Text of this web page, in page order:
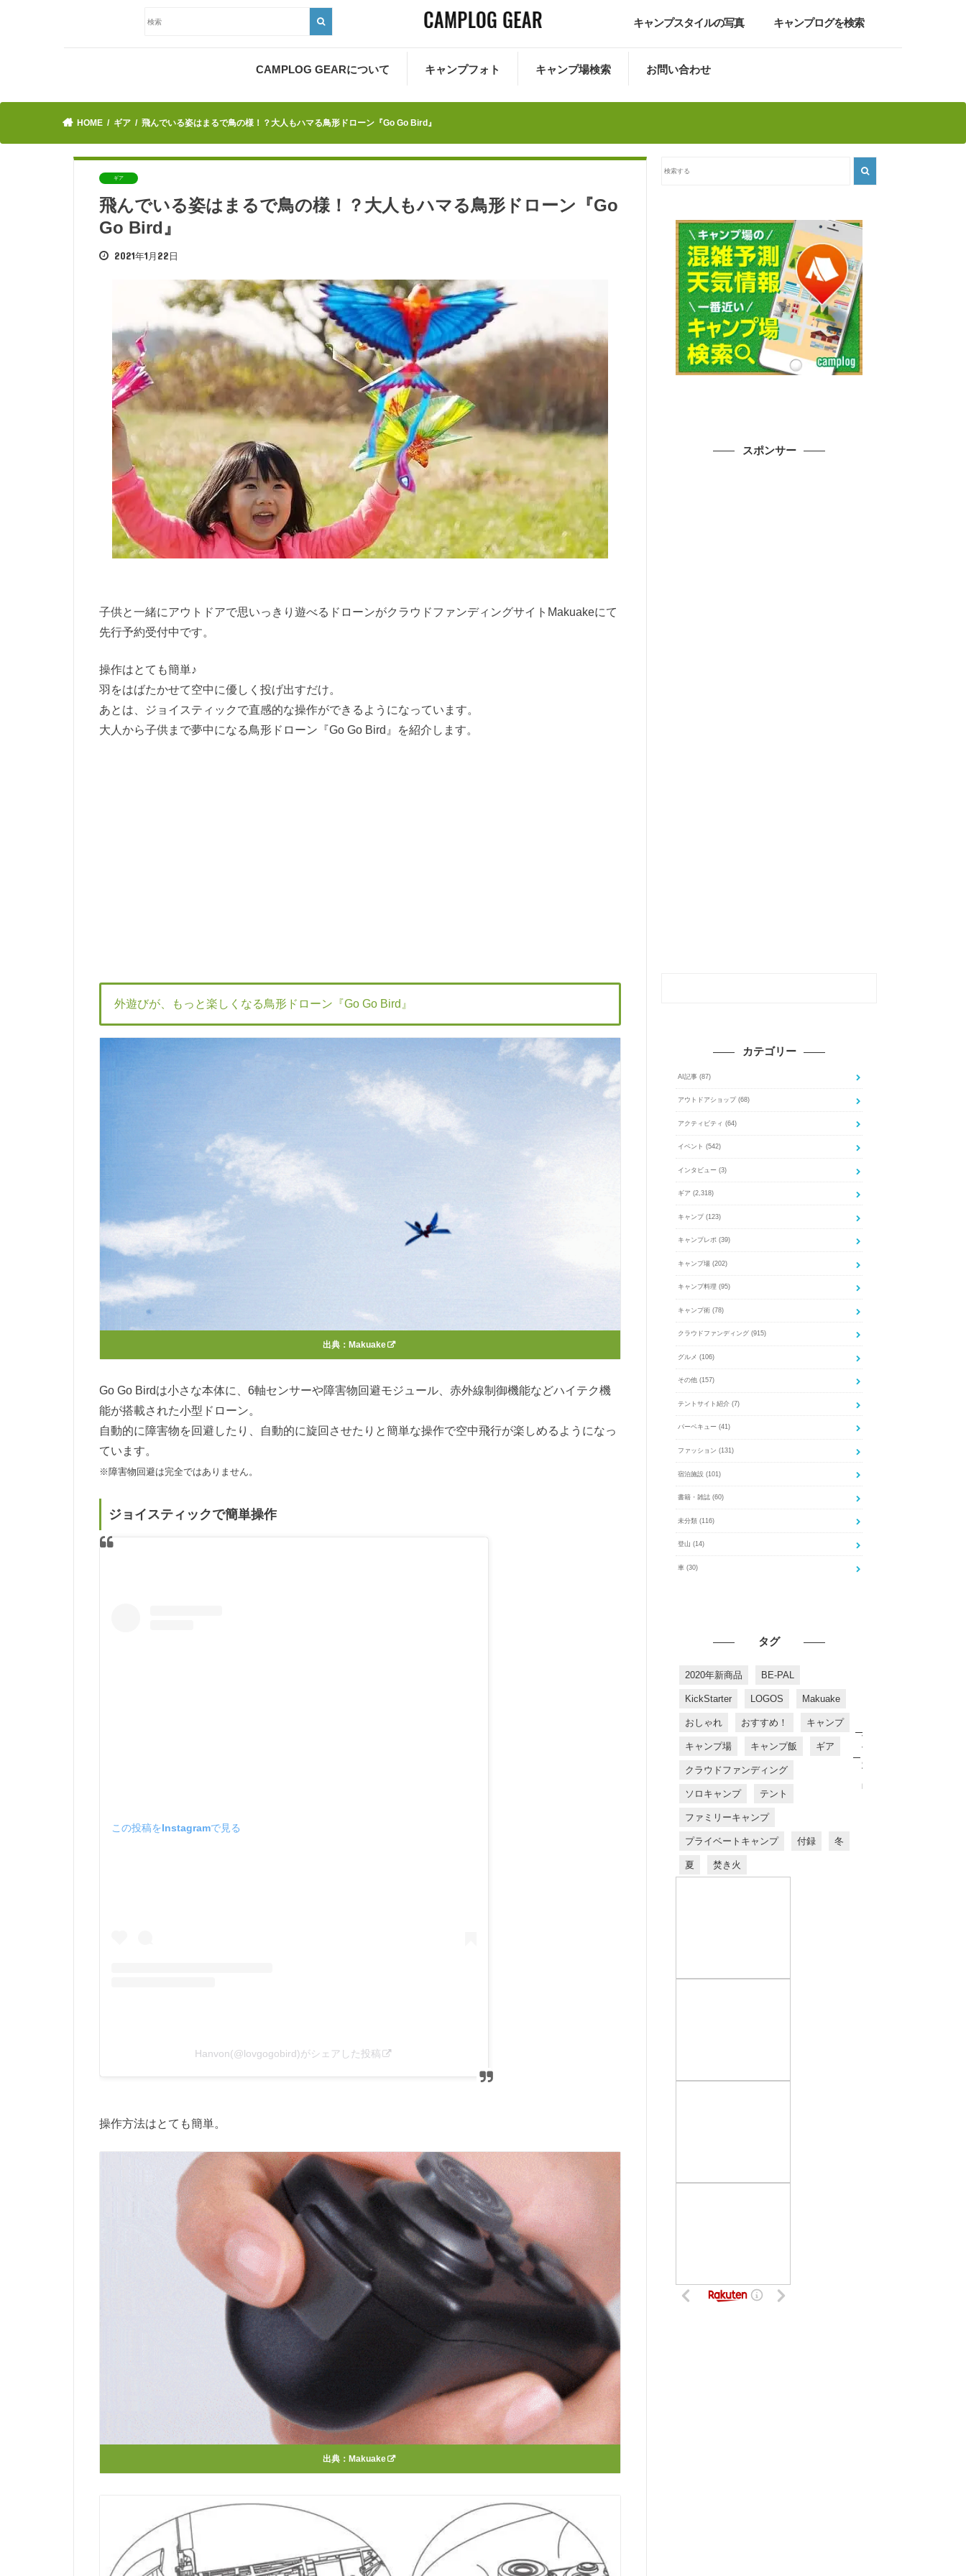
キャンプスタイルの写真 キャンプログを検索
CAMPLOG GEARについて キャンプフォト キャンプ場検索 お問い合わせ
HOME ギア 飛んでいる姿はまるで鳥の様！？大人もハマる鳥形ドローン『Go Go Bird』
ギア
飛んでいる姿はまるで鳥の様！？大人もハマる鳥形ドローン『Go
Go Bird』
2021年1月22日
子供と一緒にアウトドアで思いっきり遊べるドローンがクラウドファンディングサイトMakuakeにて
先行予約受付中です。
操作はとても簡単♪
羽をはばたかせて空中に優しく投げ出すだけ。
あとは、ジョイスティックで直感的な操作ができるようになっています。
大人から子供まで夢中になる鳥形ドローン『Go Go Bird』を紹介します。
外遊びが、もっと楽しくなる鳥形ドローン『Go Go Bird』
出典： Makuake
Go Go Birdは小さな本体に、6軸センサーや障害物回避モジュール、赤外線制御機能などハイテク機
能が搭載された小型ドローン。
自動的に障害物を回避したり、自動的に旋回させたりと簡単な操作で空中飛行が楽しめるようになっ
ています。
※障害物回避は完全ではありません。
ジョイスティックで簡単操作
この投稿をInstagramで見る
Hanvon(@lovgogobird)がシェアした投稿
操作方法はとても簡単。
出典： Makuake
スポンサー
カテゴリー
AI記事 (87)
アウトドアショップ (68)
アクティビティ (64)
イベント (542)
インタビュー (3)
ギア (2,318)
キャンプ (123)
キャンプレポ (39)
キャンプ場 (202)
キャンプ料理 (95)
キャンプ術 (78)
クラウドファンディング (915)
グルメ (106)
その他 (157)
テントサイト紹介 (7)
バーベキュー (41)
ファッション (131)
宿泊施設 (101)
書籍・雑誌 (60)
未分類 (116)
登山 (14)
車 (30)
タグ
2020年新商品 BE-PAL
KickStarter LOGOS Makuake
おしゃれ おすすめ！ キャンプ
キャンプ場 キャンプ飯 ギア
クラウドファンディング
ソロキャンプ テント
ファミリーキャンプ
プライベートキャンプ 付録 冬
夏 焚き火
す
す
め
商
品